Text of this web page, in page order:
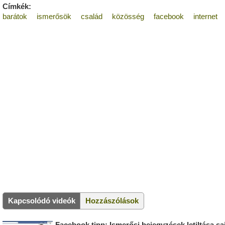
Címkék:
barátok
ismerősök család közösség facebook internet
Kapcsolódó videók Hozzászólások